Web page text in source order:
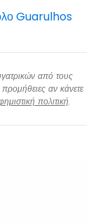
Guarulhos
από τους
αν κάνετε
πολιτική.